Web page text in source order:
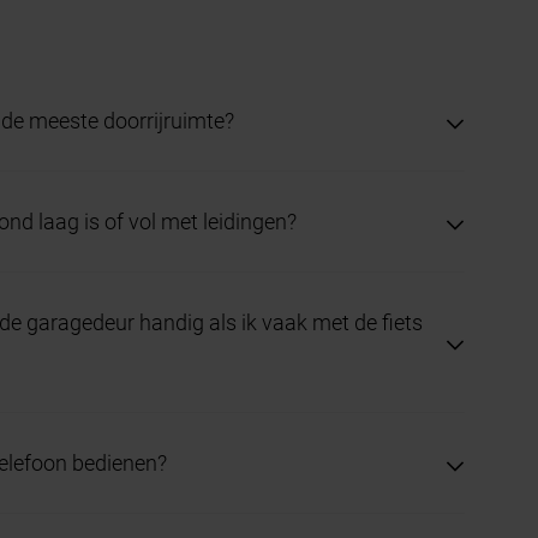
meeste doorrijruimte?
laag is of vol met leidingen?
houdt het plafond vrij.
garagedeur handig als ik vaak met de fiets
bedienen?